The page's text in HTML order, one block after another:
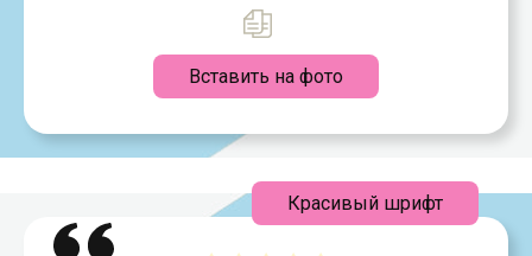
Вставить на фото
Красивый шрифт